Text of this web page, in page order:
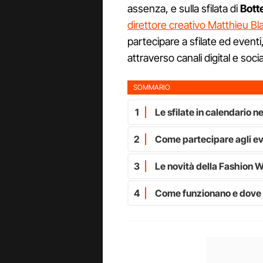
assenza, e sulla sfilata di
direttore creativo Matthieu
partecipare a sfilate ed
attraverso canali digital e
SOMMARIO
1 Le sfilate in calendario
2 Come partecipare agli
3 Le novità della Fashion
4 Come funzionano e